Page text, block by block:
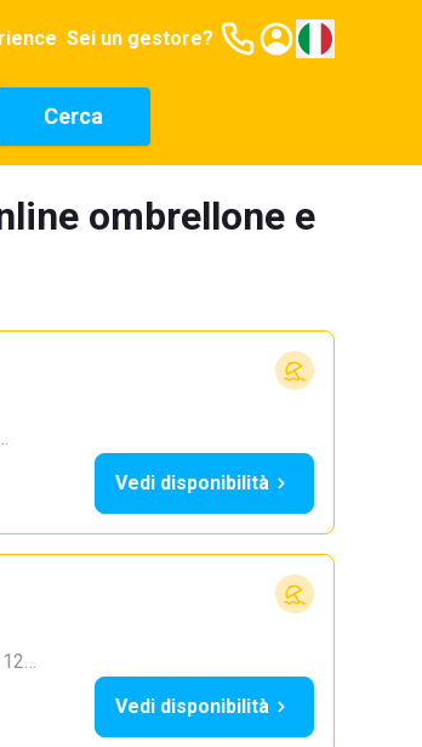
Sei un gestore?
Cerca
ombrellone e
Vedi disponibilità
Vedi disponibilità